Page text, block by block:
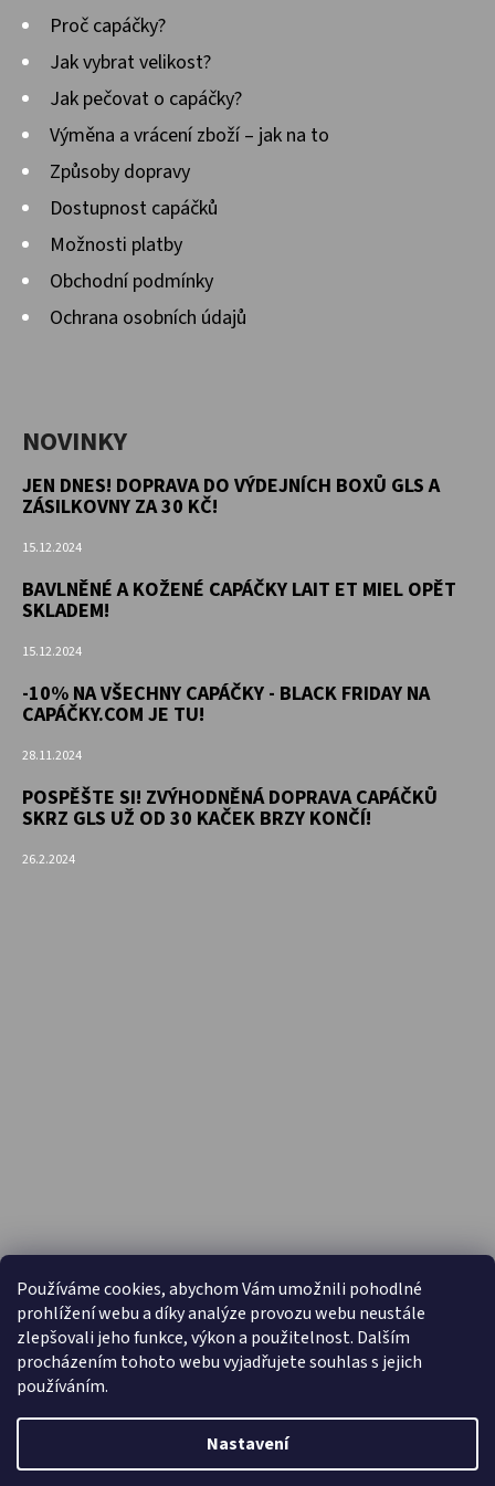
Používáme cookies, abychom Vám umožnili pohodlné
prohlížení webu a díky analýze provozu webu neustále
zlepšovali jeho funkce, výkon a použitelnost. Dalším
procházením tohoto webu vyjadřujete souhlas s jejich
používáním.
Nastavení
Proč capáčky?
Jak vybrat velikost?
Jak pečovat o capáčky?
Výměna a vrácení zboží – jak na to
Způsoby dopravy
Dostupnost capáčků
Možnosti platby
Obchodní podmínky
Ochrana osobních údajů
NOVINKY
JEN DNES! DOPRAVA DO VÝDEJNÍCH BOXŮ GLS A
ZÁSILKOVNY ZA 30 KČ!
15.12.2024
BAVLNĚNÉ A KOŽENÉ CAPÁČKY LAIT ET MIEL OPĚT
SKLADEM!
15.12.2024
-10% NA VŠECHNY CAPÁČKY - BLACK FRIDAY NA
CAPÁČKY.COM JE TU!
28.11.2024
POSPĚŠTE SI! ZVÝHODNĚNÁ DOPRAVA CAPÁČKŮ
SKRZ GLS UŽ OD 30 KAČEK BRZY KONČÍ!
26.2.2024
PŘIJÍMÁME ONLINE PLATBY
Vytvořil Shoptet